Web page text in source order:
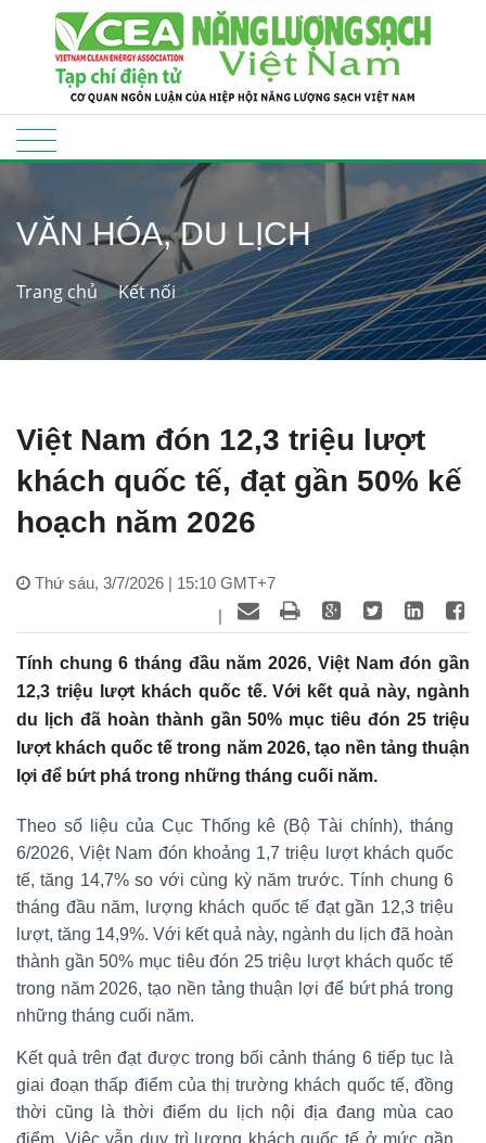
VĂN HÓA, DU LỊCH
Trang chủ Kết nối
Việt Nam đón 12,3 triệu lượt
khách quốc tế, đạt gần 50% kế
hoạch năm 2026
Thứ sáu, 3/7/2026 | 15:10 GMT+7
|
Tính chung 6 tháng đầu năm 2026, Việt Nam đón gần
12,3 triệu lượt khách quốc tế. Với kết quả này, ngành
du lịch đã hoàn thành gần 50% mục tiêu đón 25 triệu
lượt khách quốc tế trong năm 2026, tạo nền tảng thuận
lợi để bứt phá trong những tháng cuối năm.
Theo số liệu của Cục Thống kê (Bộ Tài chính), tháng
6/2026, Việt Nam đón khoảng 1,7 triệu lượt khách quốc
tế, tăng 14,7% so với cùng kỳ năm trước. Tính chung 6
tháng đầu năm, lượng khách quốc tế đạt gần 12,3 triệu
lượt, tăng 14,9%. Với kết quả này, ngành du lịch đã hoàn
thành gần 50% mục tiêu đón 25 triệu lượt khách quốc tế
trong năm 2026, tạo nền tảng thuận lợi để bứt phá trong
những tháng cuối năm.
Kết quả trên đạt được trong bối cảnh tháng 6 tiếp tục là
giai đoạn thấp điểm của thị trường khách quốc tế, đồng
thời cũng là thời điểm du lịch nội địa đang mùa cao
điểm. Việc vẫn duy trì lượng khách quốc tế ở mức gần